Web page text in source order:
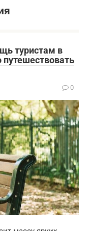
туристам в
путешествовать
0